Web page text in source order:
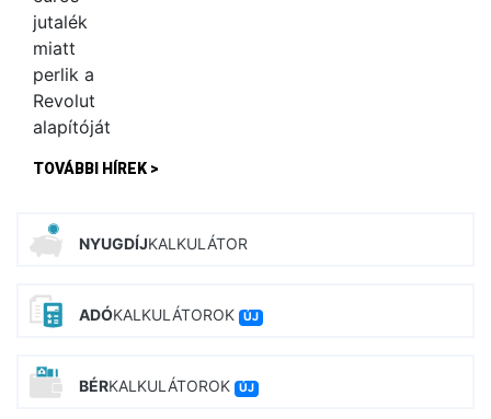
TOVÁBBI HÍREK >
NYUGDÍJKALKULÁTOR
ADÓKALKULÁTOROK ÚJ
BÉRKALKULÁTOROK ÚJ